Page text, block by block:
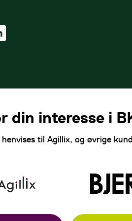
din interesse i
til Agillix, og øvrige